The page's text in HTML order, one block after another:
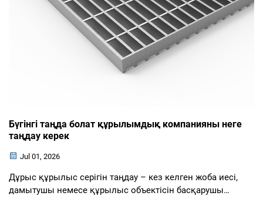
Бүгінгі таңда болат құрылымдық компанияны неге
таңдау керек
Jul 01, 2026
Дұрыс құрылыс серігін таңдау – кез келген жоба иесі,
дамытушы немесе құрылыс объектісін басқарушы